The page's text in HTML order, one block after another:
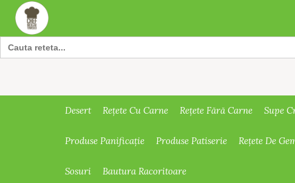
Search
for:
Desert Rețete Cu Carne Rețete Fără Carne Supe
Produse Panificație Produse Patiserie Rețete De
Sosuri Bautura Racoritoare